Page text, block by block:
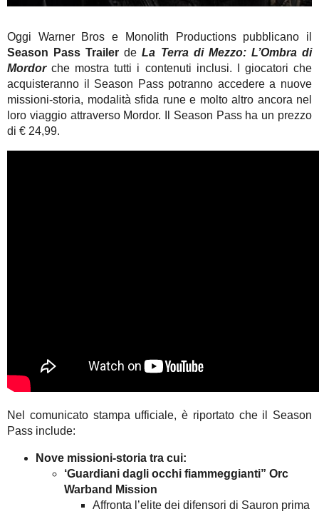
Oggi Warner Bros e Monolith Productions pubblicano il
Season Pass Trailer deLa Terradi Mezzo: L’Ombra di
Mordorche mostra tutti i contenuti inclusi. I giocatori che
acquisteranno il Season Pass potranno accedere a nuove
missioni-storia, modalità sfida rune e molto altro ancora nel
loro viaggio attraverso Mordor. Il Season Pass ha un prezzo
di € 24,99.
Nel comunicato stampa ufficiale, è riportato che il Season
Pass include:
Nove missioni-storia tra cui:
‘Guardiani dagli occhi fiammeggianti” Orc
Warband Mission
Affronta l’elite dei difensori di Sauron prima